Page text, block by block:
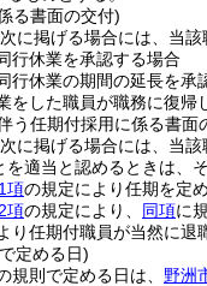
る書面の交付)
に掲げる場合には、当
行休業を承認する場合
行休業の期間の延長を承
をした職員が職務に復帰
う任期付採用に係る書面
に掲げる場合には、当
適当と認めるときは、
項の規定により任期を定
項の規定により、 同項に
り任期付職員が当然に退
定める日)
規則で定める日は、 野洲